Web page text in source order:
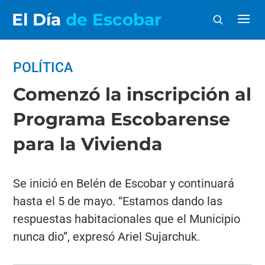
El Día de Escobar
POLÍTICA
Comenzó la inscripción al
Programa Escobarense
para la Vivienda
Se inició en Belén de Escobar y continuará
hasta el 5 de mayo. “Estamos dando las
respuestas habitacionales que el Municipio
nunca dio”, expresó Ariel Sujarchuk.